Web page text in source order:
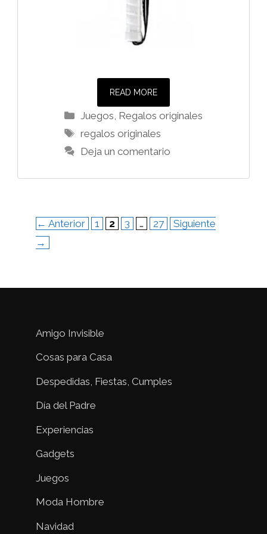
READ MORE
Categorías
Juegos Regalos originales
Etiquetas
regalos originales
Deja un comentario
← Anterior Página
1 Página
2 Página
3 … Página
27
Siguiente
→
Amigo Invisible
Cosas para Casa
Despedidas, Fiestas, Cumples
Día del Padre
Experiencias
Gadgets
Juegos
Moda Hombre
Navidad